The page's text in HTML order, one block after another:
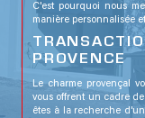
C'est pourquoi nous
manière personnalisée
PROVENCE
Le charme provençal
vous offrent un cadre
êtes à la recherche